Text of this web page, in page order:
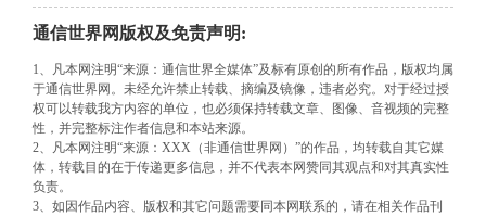
通信世界网版权及免责声明:
1、凡本网注明“来源：通信世界全媒体”及标有原创的所有作品，版权均属
于通信世界网。未经允许禁止转载、摘编及镜像，违者必究。对于经过授
权可以转载我方内容的单位，也必须保持转载文章、图像、音视频的完整
性，并完整标注作者信息和本站来源。
2、凡本网注明“来源：XXX（非通信世界网）”的作品，均转载自其它媒
体，转载目的在于传递更多信息，并不代表本网赞同其观点和对其真实性
负责。
3、如因作品内容、版权和其它问题需要同本网联系的，请在相关作品刊